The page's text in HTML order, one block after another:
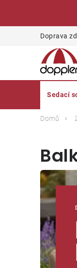
Doprava
Sedací
Domů